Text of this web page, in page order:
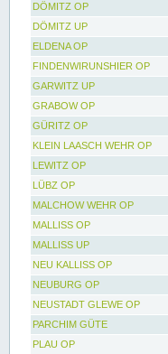
DÖMITZ OP
DÖMITZ UP
ELDENA OP
FINDENWIRUNSHIER OP
GARWITZ UP
GRABOW OP
GÜRITZ OP
KLEIN LAASCH WEHR OP
LEWITZ OP
LÜBZ OP
MALCHOW WEHR OP
MALLISS OP
MALLISS UP
NEU KALLISS OP
NEUBURG OP
NEUSTADT GLEWE OP
PARCHIM GÜTE
PLAU OP